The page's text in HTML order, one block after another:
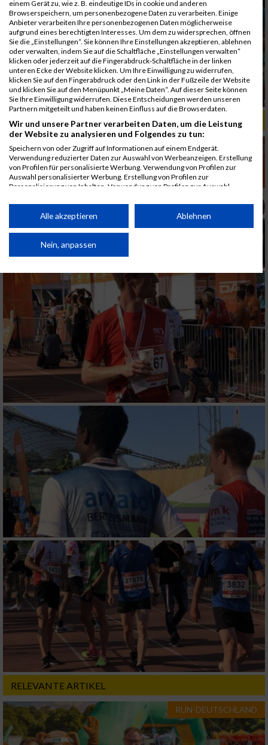
ALBUM B2RUN MÜNCHEN, B2RUN / 16.07.2019
RELEVANTE ARTIKEL
RUN-DEUTSCHLAND
einem Gerät zu, wie z. B. eindeutige IDs in cookie und anderen
Browserspeichern, um personenbezogene Daten zu verarbeiten. Einige
Anbieter verarbeiten Ihre personenbezogenen Daten möglicherweise
aufgrund eines berechtigten Interesses. Um dem zu widersprechen, öffnen
Sie die „Einstellungen“. Sie können Ihre Einstellungen akzeptieren, ablehnen
oder verwalten, indem Sie auf die Schaltfläche „Einstellungen verwalten“
klicken oder jederzeit auf die Fingerabdruck-Schaltfläche in der linken
unteren Ecke der Website klicken. Um Ihre Einwilligung zu widerrufen,
klicken Sie auf den Fingerabdruck oder den Link in der Fußzeile der Website
und klicken Sie auf den Menüpunkt „Meine Daten“. Auf dieser Seite können
Sie Ihre Einwilligung widerrufen. Diese Entscheidungen werden unseren
Partnern mitgeteilt und haben keinen Einfluss auf die Browserdaten.
Wir und unsere Partner verarbeiten Daten, um die Leistung
der Website zu analysieren und Folgendes zu tun:
Speichern von oder Zugriff auf Informationen auf einem Endgerät.
Verwendung reduzierter Daten zur Auswahl von Werbeanzeigen. Erstellung
von Profilen für personalisierte Werbung. Verwendung von Profilen zur
Auswahl personalisierter Werbung. Erstellung von Profilen zur
Personalisierung von Inhalten. Verwendung von Profilen zur Auswahl
Performance von Inhalten. Analyse von Zielgruppen durch Statistiken oder
Kombinationen von Daten aus verschiedenen Quellen. Entwicklung und
von Inhalten.
Daten können außerhalb der Europäischen Union weitergegeben und in die
Website/App.
Partnerliste anzeigen (1 IAB-Anbieter)
Wir nutzen Ihre Daten für folgende Zwecke:
IAB-Verarbeitungszwecke:
Speichern von oder Zugriff auf Informationen
auf einem Endgerät
Verwendung reduzierter Daten zur Auswahl
von Werbeanzeigen
Erstellung von Profilen für personalisierte
Werbung
Verwendung von Profilen zur Auswahl
personalisierter Werbung
Erstellung von Profilen zur Personalisierung
von Inhalten
Verwendung von Profilen zur Auswahl
personalisierter Inhalte
Messung der Werbeleistung
Messung der Performance von Inhalten
Analyse von Zielgruppen durch Statistiken
oder Kombinationen von Daten aus
verschiedenen Quellen
Entwicklung und Verbesserung der Angebote
Verwendung reduzierter Daten zur Auswahl
von Inhalten
Alle akzeptieren Ablehnen
Nein, anpassen